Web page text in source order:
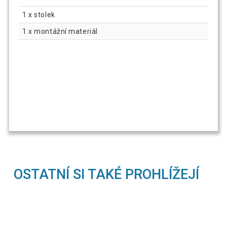
1 x stolek
1 x montážní materiál
OSTATNÍ SI TAKÉ PROHLÍŽEJÍ